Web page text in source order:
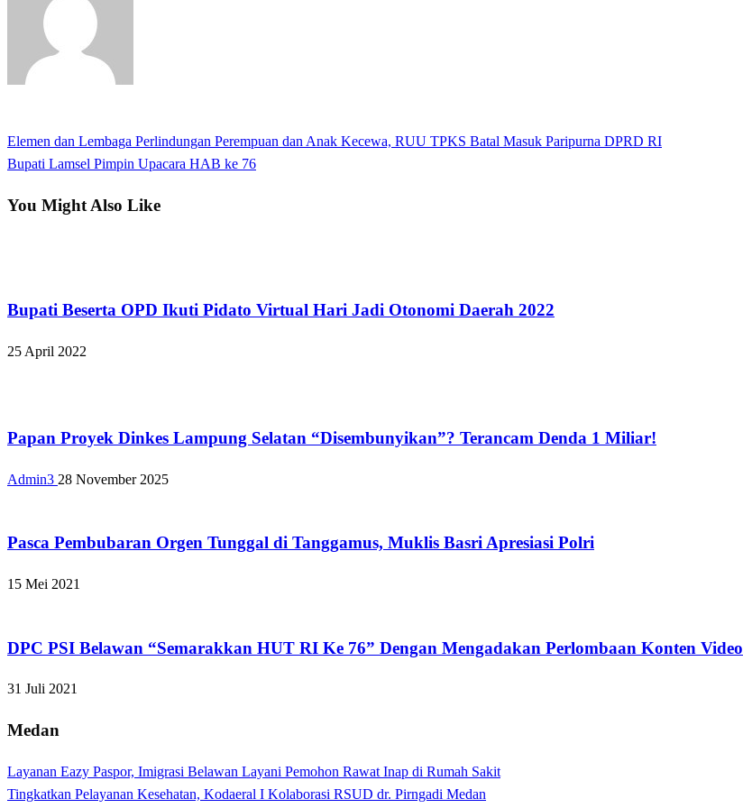
Navigasi
Previous
Post
Elemen dan Lembaga Perlindungan Perempuan dan Anak Kecewa, RUU TPKS Batal Masuk Paripurna DPRD RI
Next
Bupati Lamsel Pimpin Upacara HAB ke 76
You Might Also Like
Bupati Beserta OPD Ikuti Pidato Virtual Hari Jadi Otonomi Daerah 2022
25 April 2022
Papan Proyek Dinkes Lampung Selatan “Disembunyikan”? Terancam Denda 1 Miliar!
Admin3 28 November 2025
Pasca Pembubaran Orgen Tunggal di Tanggamus, Muklis Basri Apresiasi Polri
15 Mei 2021
DPC PSI Belawan “Semarakkan HUT RI Ke 76” Dengan Mengadakan Perlombaan Konten Video
31 Juli 2021
Medan
Layanan Eazy Paspor, Imigrasi Belawan Layani Pemohon Rawat Inap di Rumah Sakit
Tingkatkan Pelayanan Kesehatan, Kodaeral I Kolaborasi RSUD dr. Pirngadi Medan‎